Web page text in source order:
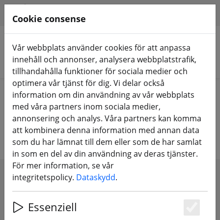
Sök produkter
Home FPV-drönare RTF, BNF OCH PNP
FPV-drönare RTF, BNF & PNP
SHOW FILTERS
Cookie consense
Vår webbplats använder cookies för att anpassa
innehåll och annonser, analysera webbplatstrafik,
tillhandahålla funktioner för sociala medier och
optimera vår tjänst för dig. Vi delar också
information om din användning av vår webbplats
med våra partners inom sociala medier,
annonsering och analys. Våra partners kan komma
att kombinera denna information med annan data
som du har lämnat till dem eller som de har samlat
in som en del av din användning av deras tjänster.
För mer information, se vår
integritetspolicy. Dataskydd.
Essenziell